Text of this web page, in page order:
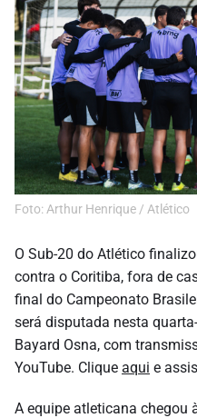
Foto: Arthur Henrique / Atlético
O Sub-20 do Atlético
contra o Coritiba, fora de
final do Campeonato
será disputada nesta
Bayard Osna, com
YouTube. Clique aqui e
A equipe atleticana chegou